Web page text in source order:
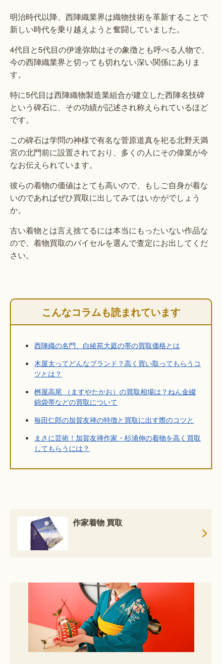
明治時代以降、西陣織業界は織物技術を革新することで
新しい時代を乗り越えようと奮闘していました。
4代目と5代目の伊達弥助はその象徴とも呼べる人物で、
今の西陣織業界と切っても切れない深い関係にありま
す。
特に5代目は西陣織物製造業組合が建立した西陣名技碑
という碑石に、その功績が記述され称えられているほど
です。
この碑石は学問の神様で有名な菅原道真を祀る北野天満
宮の北門前に設置されており、多くの人にその偉業が今
なお伝えられています。
彼らの着物の価値はとても高いので、もしご自身が着な
いのであればぜひ買取に出してみてはいかがでしょう
か。
古い着物とは言え捨てるには本当にもったいない作品な
ので、着物買取のバイセルを選んで査定にお出してくだ
さい。
こんなコラムも読まれています
西陣織の名門、白綾苑大庭の帯の買取価格とは
木屋太ってどんなブランド？高く買い取ってもらうコ
ツとは？
桝屋高尾 （ますやたかお）の買取相場は？ねん金綴
錦袋帯などの買取について
毎田仁郎の加賀友禅の特徴と買取に出す際のコツと
まさに芸術！加賀友禅作家・杉浦伸の着物を高く買取
してもらうには？
作家着物 買取